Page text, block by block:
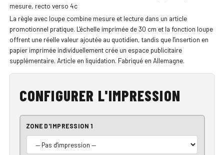
mesure, recto verso 4c
La règle avec loupe combine mesure et lecture dans un article
promotionnel pratique. L'échelle imprimée de 30 cm et la fonction loupe
offrent une réelle valeur ajoutée au quotidien, tandis que l'insertion en
papier imprimée individuellement crée un espace publicitaire
supplémentaire. Article en liquidation. Fabriqué en Allemagne.
CONFIGURER L'IMPRESSION
ZONE D'IMPRESSION 1